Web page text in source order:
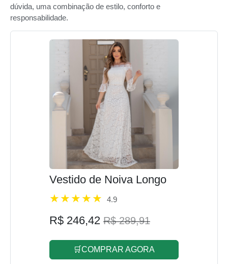
dúvida, uma combinação de estilo, conforto e
responsabilidade.
Vestido de Noiva Longo
4.9
R$ 246,42 R$ 289,91
🛒COMPRAR AGORA